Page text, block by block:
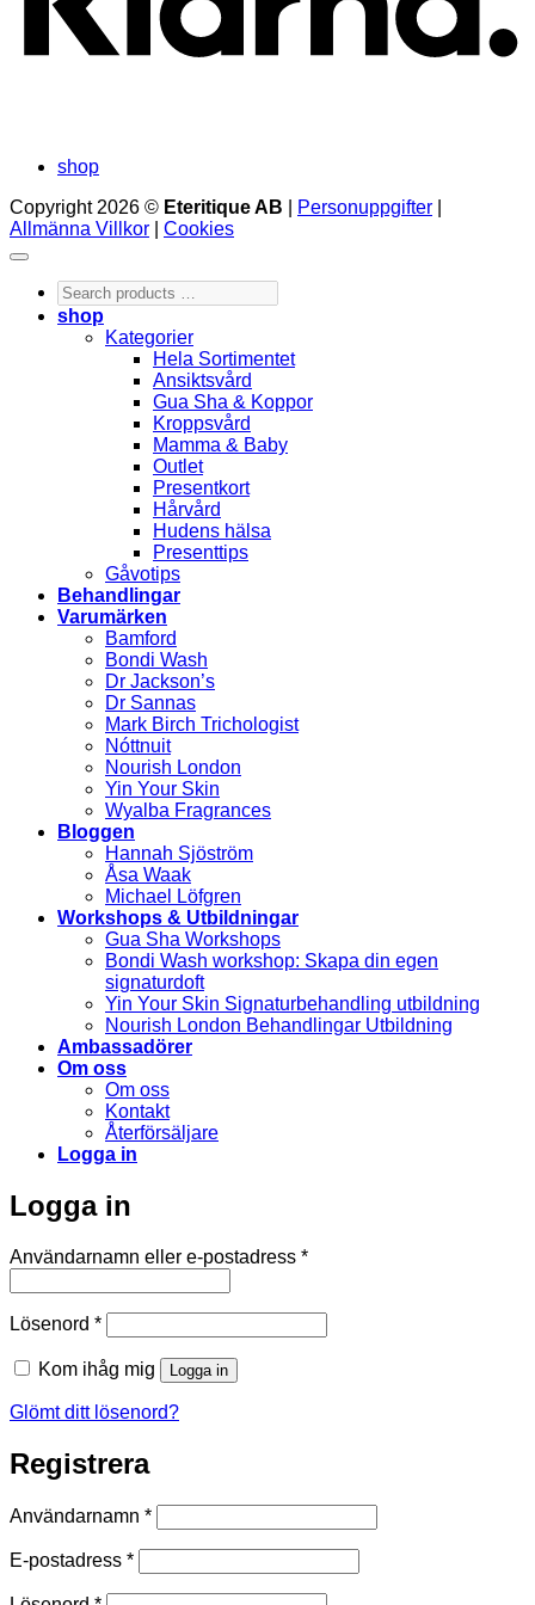
shop
Copyright 2026 © Eteritique AB Personuppgifter
Allmänna Villkor
Cookies
Search
products
shop
Kategorier
Hela Sortimentet
Ansiktsvård
Gua Sha & Koppor
Kroppsvård
Mamma & Baby
Outlet
Presentkort
Hårvård
Hudens hälsa
Presenttips
Gåvotips
Behandlingar
Varumärken
Bamford
Bondi Wash
Dr Jackson’s
Dr Sannas
Mark Birch Trichologist
Nóttnuit
Nourish London
Yin Your Skin
Wyalba Fragrances
Bloggen
Hannah Sjöström
Åsa Waak
Michael Löfgren
Workshops & Utbildningar
Gua Sha Workshops
Bondi Wash workshop: Skapa din egen
signaturdoft
Yin Your Skin Signaturbehandling utbildning
Nourish London Behandlingar Utbildning
Ambassadörer
Om oss
Om oss
Kontakt
Återförsäljare
Logga in
Logga in
Användarnamn eller e-postadress *Obligatoriskt
Lösenord *Obligatoriskt
Kom ihåg mig Logga in
Glömt ditt lösenord?
Registrera
Användarnamn *Obligatoriskt
E-postadress *Obligatoriskt